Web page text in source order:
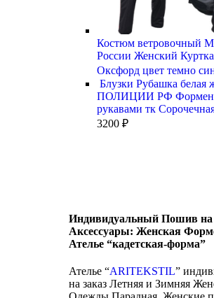
Костюм
России Женский
Оксфорд цвет темно
Блузки Рубашка
ПОЛИЦИИ РФ
рукавами тк
3200 ₽
Индивидуальный Пошив на
Аксессуары: Женская
Ателье “кадетская-форма”
Ателье “ARITEKSTIL”
на заказ Летняя и Зимняя